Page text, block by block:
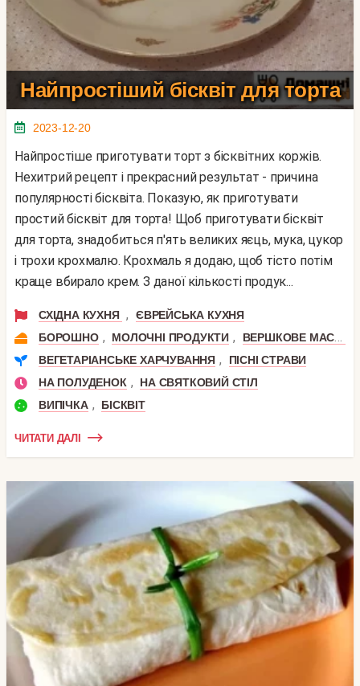
Найпростіший бісквіт для торта
2023-12-20
Найпростіше приготувати торт з бісквітних коржів.
Нехитрий рецепт і прекрасний результат - причина
популярності бісквіта. Показую, як приготувати
простий бісквіт для торта! Щоб приготувати бісквіт
для торта, знадобиться п'ять великих яєць, мука, цукор
і трохи крохмалю. Крохмаль я додаю, щоб тісто потім
краще вбирало крем. З даної кількості продук...
СХІДНА КУХНЯ ,
ЄВРЕЙСЬКА КУХНЯ
БОРОШНО , МОЛОЧНІ ПРОДУКТИ , ВЕРШКОВЕ МАСЛО
ВЕГЕТАРІАНСЬКЕ ХАРЧУВАННЯ ,
ПІСНІ СТРАВИ
НА ПОЛУДЕНОК ,
НА СВЯТКОВИЙ СТІЛ
ВИПІЧКА , БІСКВІТ
ЧИТАТИ ДАЛІ